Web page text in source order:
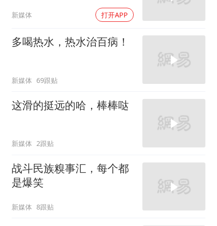
新媒体 打开APP
多喝热水，热水治百病！
新媒体 69跟贴
这滑的挺远的哈，棒棒哒
新媒体 2跟贴
战斗民族糗事汇，每个都
是爆笑
新媒体 8跟贴